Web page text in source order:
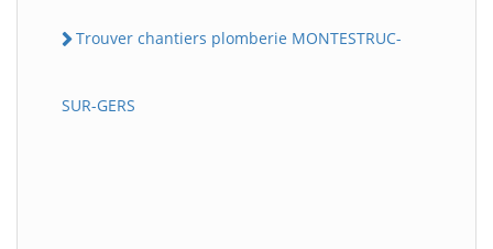
Trouver chantiers plomberie MONTESTRUC-
SUR-GERS